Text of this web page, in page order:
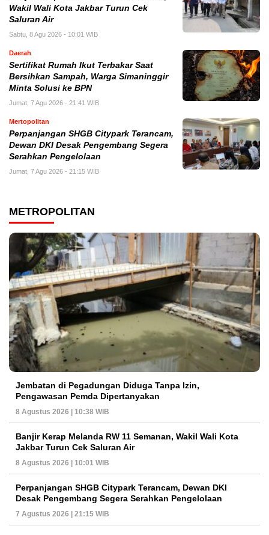
Wakil Wali Kota Jakbar Turun Cek
Saluran Air
Sabtu, 8 Agu 2026 - 10:01 WIB
Daerah
Sertifikat Rumah Ikut Terbakar Saat
Bersihkan Sampah, Warga Simaninggir
Minta Solusi ke BPN
Jumat, 7 Agu 2026 - 21:41 WIB
Mertopolitan
Perpanjangan SHGB Citypark Terancam,
Dewan DKI Desak Pengembang Segera
Serahkan Pengelolaan
Jumat, 7 Agu 2026 - 21:15 WIB
METROPOLITAN
Jembatan di Pegadungan Diduga Tanpa Izin,
Pengawasan Pemda Dipertanyakan
8 Agustus 2026 | 10:38 WIB
Banjir Kerap Melanda RW 11 Semanan, Wakil Wali Kota
Jakbar Turun Cek Saluran Air
8 Agustus 2026 | 10:01 WIB
Perpanjangan SHGB Citypark Terancam, Dewan DKI
Desak Pengembang Segera Serahkan Pengelolaan
7 Agustus 2026 | 21:15 WIB